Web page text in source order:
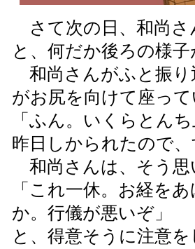
さて次の日、和尚さ
と、何だか後ろの様
和尚さんがふと振り
がお尻を向けて座っ
「ふん。いくらとん
昨日しかられたので
和尚さんは、そう思
「これ一休。お経を
か。行儀が悪いぞ」
と、得意そうに注意